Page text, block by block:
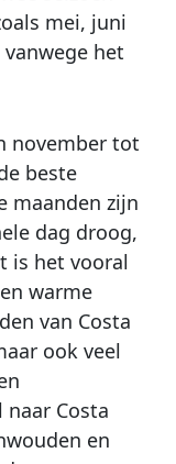
mei, juni
het
november tot
beste
maanden zijn
dag droog,
is het vooral
warme
van Costa
ook veel
Costa
en